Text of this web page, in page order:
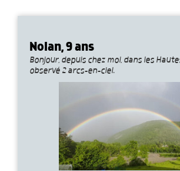
Nolan, 9 ans
Bonjour, depuis chez moi, dans les
observé 2 arcs-en-ciel.